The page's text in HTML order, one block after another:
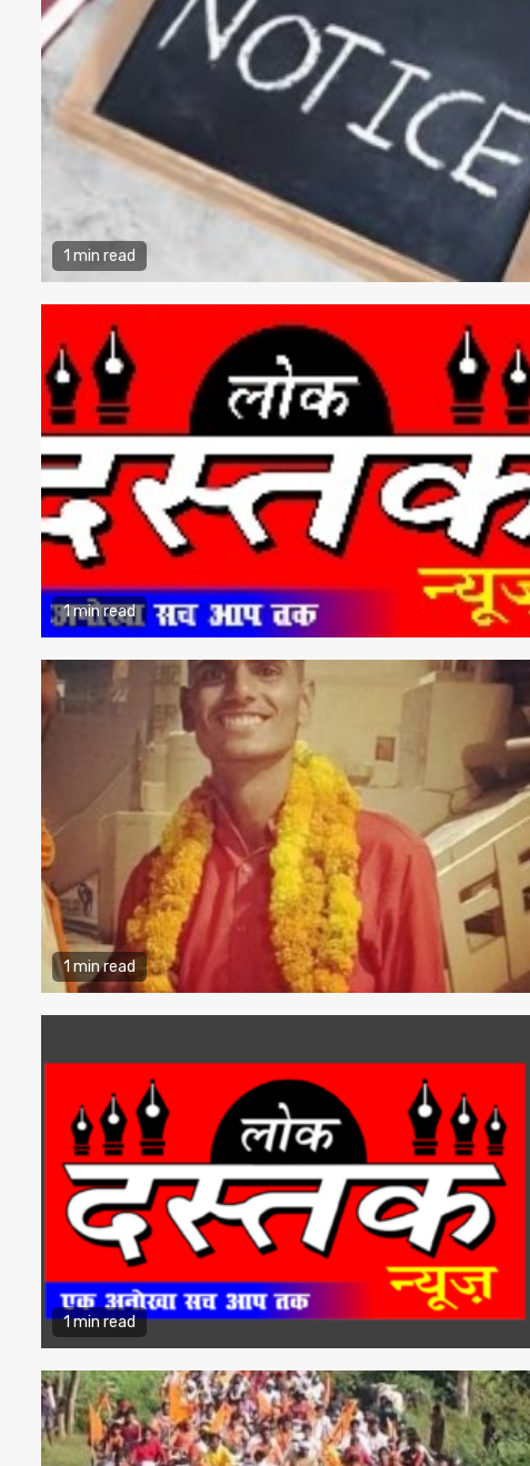
1 min read
1 min read
1 min read
1 min read